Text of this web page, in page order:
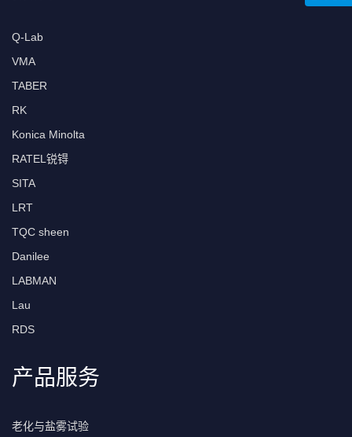
Q-Lab
VMA
TABER
RK
Konica Minolta
RATEL锐锝
SITA
LRT
TQC sheen
Danilee
LABMAN
Lau
RDS
产品服务
老化与盐雾试验